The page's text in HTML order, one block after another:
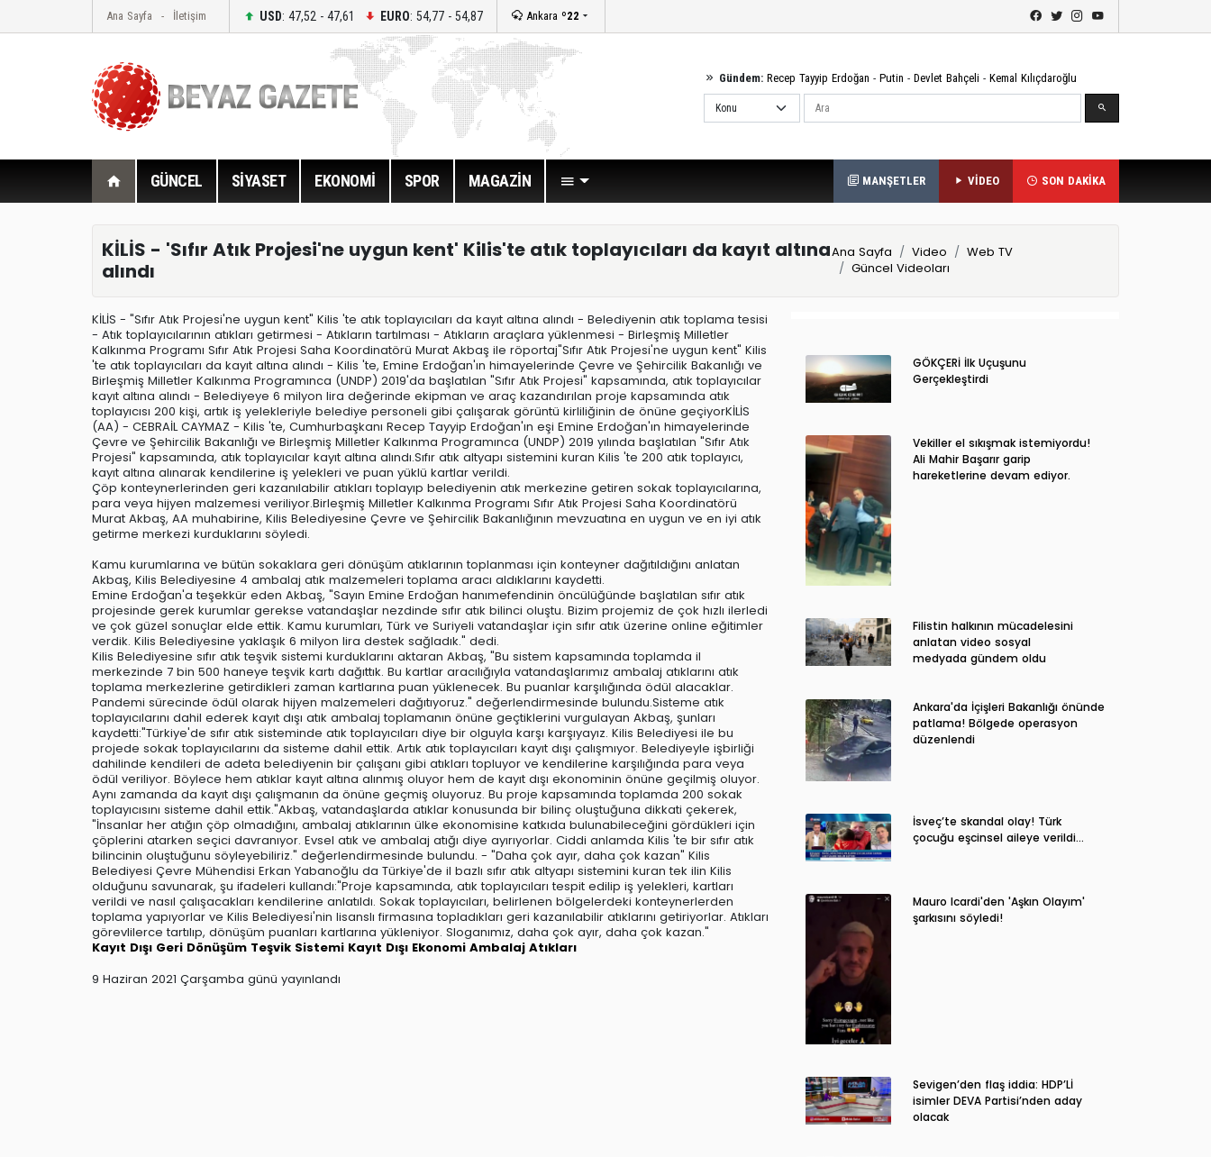
Ana Sayfa İletişim USD: 47,52 - 47,61 EURO: 54,77 - 54,87 Ankara º22
Gündem: Recep Tayyip Erdoğan - Putin - Devlet Bahçeli - Kemal Kılıçdaroğlu
Ara
GÜNCEL SİYASET EKONOMİ SPOR MAGAZİN MANŞETLER VİDEO SON DAKİKA
KİLİS - 'Sıfır Atık Projesi'ne uygun kent' Kilis'te atık toplayıcıları da kayıt altına
alındı
Ana Sayfa Video
Web TV
Güncel Videoları
KİLİS - "Sıfır Atık Projesi'ne uygun kent" Kilis 'te atık toplayıcıları da kayıt altına alındı - Belediyenin atık toplama tesisi
- Atık toplayıcılarının atıkları getirmesi - Atıkların tartılması - Atıkların araçlara yüklenmesi - Birleşmiş Milletler
Kalkınma Programı Sıfır Atık Projesi Saha Koordinatörü Murat Akbaş ile röportaj"Sıfır Atık Projesi'ne uygun kent" Kilis
'te atık toplayıcıları da kayıt altına alındı - Kilis 'te, Emine Erdoğan'ın himayelerinde Çevre ve Şehircilik Bakanlığı ve
Birleşmiş Milletler Kalkınma Programınca (UNDP) 2019'da başlatılan "Sıfır Atık Projesi" kapsamında, atık toplayıcılar
kayıt altına alındı - Belediyeye 6 milyon lira değerinde ekipman ve araç kazandırılan proje kapsamında atık
toplayıcısı 200 kişi, artık iş yelekleriyle belediye personeli gibi çalışarak görüntü kirliliğinin de önüne geçiyorKİLİS
(AA) - CEBRAİL CAYMAZ - Kilis 'te, Cumhurbaşkanı Recep Tayyip Erdoğan'ın eşi Emine Erdoğan'ın himayelerinde
Çevre ve Şehircilik Bakanlığı ve Birleşmiş Milletler Kalkınma Programınca (UNDP) 2019 yılında başlatılan "Sıfır Atık
Projesi" kapsamında, atık toplayıcılar kayıt altına alındı.Sıfır atık altyapı sistemini kuran Kilis 'te 200 atık toplayıcı,
kayıt altına alınarak kendilerine iş yelekleri ve puan yüklü kartlar verildi.
Çöp konteynerlerinden geri kazanılabilir atıkları toplayıp belediyenin atık merkezine getiren sokak toplayıcılarına,
para veya hijyen malzemesi veriliyor.Birleşmiş Milletler Kalkınma Programı Sıfır Atık Projesi Saha Koordinatörü
Murat Akbaş, AA muhabirine, Kilis Belediyesine Çevre ve Şehircilik Bakanlığının mevzuatına en uygun ve en iyi atık
getirme merkezi kurduklarını söyledi.
Kamu kurumlarına ve bütün sokaklara geri dönüşüm atıklarının toplanması için konteyner dağıtıldığını anlatan
Akbaş, Kilis Belediyesine 4 ambalaj atık malzemeleri toplama aracı aldıklarını kaydetti.
Emine Erdoğan'a teşekkür eden Akbaş, "Sayın Emine Erdoğan hanımefendinin öncülüğünde başlatılan sıfır atık
projesinde gerek kurumlar gerekse vatandaşlar nezdinde sıfır atık bilinci oluştu. Bizim projemiz de çok hızlı ilerledi
ve çok güzel sonuçlar elde ettik. Kamu kurumları, Türk ve Suriyeli vatandaşlar için sıfır atık üzerine online eğitimler
verdik. Kilis Belediyesine yaklaşık 6 milyon lira destek sağladık." dedi.
Kilis Belediyesine sıfır atık teşvik sistemi kurduklarını aktaran Akbaş, "Bu sistem kapsamında toplamda il
merkezinde 7 bin 500 haneye teşvik kartı dağıttık. Bu kartlar aracılığıyla vatandaşlarımız ambalaj atıklarını atık
toplama merkezlerine getirdikleri zaman kartlarına puan yüklenecek. Bu puanlar karşılığında ödül alacaklar.
Pandemi sürecinde ödül olarak hijyen malzemeleri dağıtıyoruz." değerlendirmesinde bulundu.Sisteme atık
toplayıcılarını dahil ederek kayıt dışı atık ambalaj toplamanın önüne geçtiklerini vurgulayan Akbaş, şunları
kaydetti:"Türkiye'de sıfır atık sisteminde atık toplayıcıları diye bir olguyla karşı karşıyayız. Kilis Belediyesi ile bu
projede sokak toplayıcılarını da sisteme dahil ettik. Artık atık toplayıcıları kayıt dışı çalışmıyor. Belediyeyle işbirliği
dahilinde kendileri de adeta belediyenin bir çalışanı gibi atıkları topluyor ve kendilerine karşılığında para veya
ödül veriliyor. Böylece hem atıklar kayıt altına alınmış oluyor hem de kayıt dışı ekonominin önüne geçilmiş oluyor.
Aynı zamanda da kayıt dışı çalışmanın da önüne geçmiş oluyoruz. Bu proje kapsamında toplamda 200 sokak
toplayıcısını sisteme dahil ettik."Akbaş, vatandaşlarda atıklar konusunda bir bilinç oluştuğuna dikkati çekerek,
"İnsanlar her atığın çöp olmadığını, ambalaj atıklarının ülke ekonomisine katkıda bulunabileceğini gördükleri için
çöplerini atarken seçici davranıyor. Evsel atık ve ambalaj atığı diye ayırıyorlar. Ciddi anlamda Kilis 'te bir sıfır atık
bilincinin oluştuğunu söyleyebiliriz." değerlendirmesinde bulundu. - "Daha çok ayır, daha çok kazan" Kilis
Belediyesi Çevre Mühendisi Erkan Yabanoğlu da Türkiye'de il bazlı sıfır atık altyapı sistemini kuran tek ilin Kilis
olduğunu savunarak, şu ifadeleri kullandı:"Proje kapsamında, atık toplayıcıları tespit edilip iş yelekleri, kartları
verildi ve nasıl çalışacakları kendilerine anlatıldı. Sokak toplayıcıları, belirlenen bölgelerdeki konteynerlerden
toplama yapıyorlar ve Kilis Belediyesi'nin lisanslı firmasına topladıkları geri kazanılabilir atıklarını getiriyorlar. Atıkları
görevlilerce tartılıp, dönüşüm puanları kartlarına yükleniyor. Sloganımız, daha çok ayır, daha çok kazan."
Kayıt Dışı Geri Dönüşüm Teşvik Sistemi Kayıt Dışı Ekonomi Ambalaj Atıkları
9 Haziran 2021 Çarşamba günü yayınlandı
GÖKÇERİ İlk Uçuşunu
Gerçekleştirdi
Vekiller el sıkışmak istemiyordu!
Ali Mahir Başarır garip
hareketlerine devam ediyor.
Filistin halkının mücadelesini
anlatan video sosyal
medyada gündem oldu
Ankara'da İçişleri Bakanlığı önünde
patlama! Bölgede operasyon
düzenlendi
İsveç’te skandal olay! Türk
çocuğu eşcinsel aileye verildi…
Mauro Icardi'den 'Aşkın Olayım'
şarkısını söyledi!
Sevigen’den flaş iddia: HDP’Lİ
isimler DEVA Partisi’nden aday
olacak